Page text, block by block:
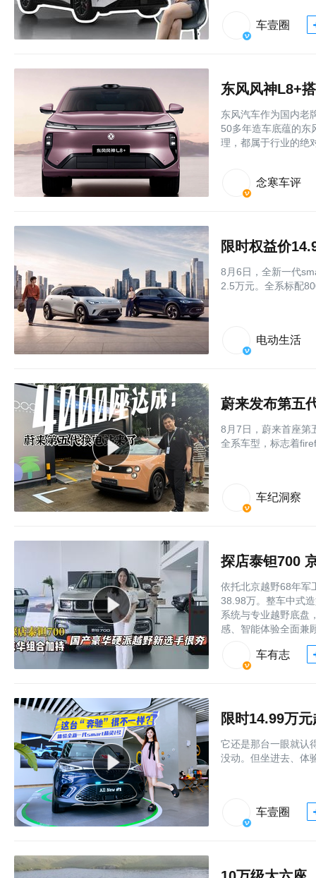
车壹圈
东风汽车作为国内老
50多年造车底蕴的东
理，都属于行业的绝
念寒车评
限时权益价
8月6日，全新一代
2.5万元。全系标配
电动生活
蔚来发布第五
8月7日，蔚来首座第
全系车型，标志着
车纪洞察
探店泰钽700
依托北京越野68年军
38.98万。整车中式
系统与专业越野底盘
感、智能体验全面兼
车有志
它还是那台一眼就认
没动。但坐进去、体
车壹圈